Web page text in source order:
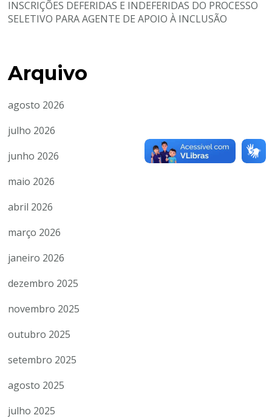
INSCRIÇÕES DEFERIDAS E INDEFERIDAS DO PROCESSO
SELETIVO PARA AGENTE DE APOIO À INCLUSÃO
Arquivo
agosto 2026
julho 2026
junho 2026
maio 2026
abril 2026
março 2026
janeiro 2026
dezembro 2025
novembro 2025
outubro 2025
setembro 2025
agosto 2025
julho 2025